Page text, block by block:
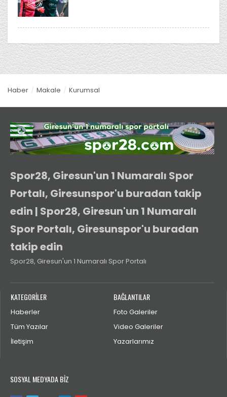
Haber Makale Kurumsal
Spor28, Giresun'un 1 Numaralı Spor
Portalı, Giresunspor'u buradan takip
edin | Spor28, Giresun'un 1 Numaralı
Spor Portalı, Giresunspor'u buradan
takip edin
Spor28, Giresun'un 1 Numaralı Spor Portalı
KATEGORİLER
Haberler
Tüm Yazılar
İletişim
BAĞLANTILAR
Foto Galeriler
Video Galeriler
Yazarlarımız
SOSYAL MEDYADA BİZ